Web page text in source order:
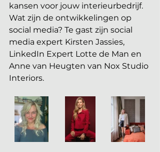
kansen voor jouw interieurbedrijf.
Wat zijn de ontwikkelingen op
social media? Te gast zijn social
media expert Kirsten Jassies,
LinkedIn Expert Lotte de Man en
Anne van Heugten van Nox Studio
Interiors.